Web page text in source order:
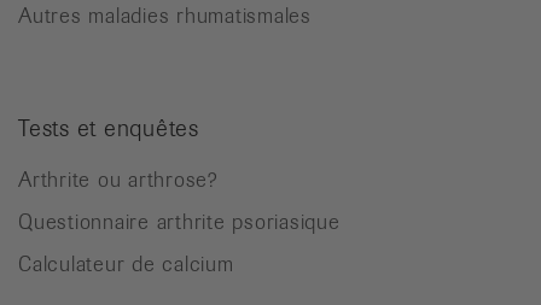
Autres maladies rhumatismales
Tests et enquêtes
Arthrite ou arthrose?
Questionnaire arthrite psoriasique
Calculateur de calcium